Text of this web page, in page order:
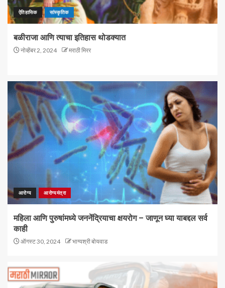
ऐतिहासिक सांस्कृतिक
बळीराजा आणि त्याचा इतिहास थोडक्यात
नोव्हेंबर 2, 2024 मराठी मिरर
आरोग्य आरोग्यमंत्रा
महिला आणि पुरुषांमध्ये जननेंद्रियाचा क्षयरोग – जाणून घ्या याबद्दल सर्व
काही
ऑगस्ट 30, 2024 भाग्यश्री बोयवाड